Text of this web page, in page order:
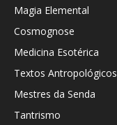
Magia Elemental
Cosmognose
Medicina Esotérica
Textos Antropológicos
Mestres da Senda
Tantrismo